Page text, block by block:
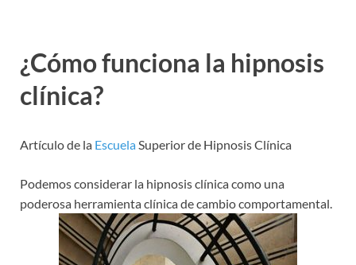
¿Cómo funciona la hipnosis
clínica?
Artículo de la Escuela Superior de Hipnosis Clínica
Podemos considerar la hipnosis clínica como una
poderosa herramienta clínica de cambio comportamental.